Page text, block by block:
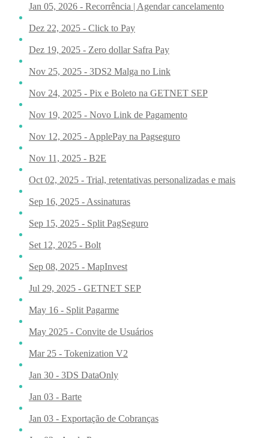
Jan 05, 2026 - Recorrência | Agendar cancelamento
Dez 22, 2025 - Click to Pay
Dez 19, 2025 - Zero dollar Safra Pay
Nov 25, 2025 - 3DS2 Malga no Link
Nov 24, 2025 - Pix e Boleto na GETNET SEP
Nov 19, 2025 - Novo Link de Pagamento
Nov 12, 2025 - ApplePay na Pagseguro
Nov 11, 2025 - B2E
Oct 02, 2025 - Trial, retentativas personalizadas e mais
Sep 16, 2025 - Assinaturas
Sep 15, 2025 - Split PagSeguro
Set 12, 2025 - Bolt
Sep 08, 2025 - MapInvest
Jul 29, 2025 - GETNET SEP
May 16 - Split Pagarme
May 2025 - Convite de Usuários
Mar 25 - Tokenization V2
Jan 30 - 3DS DataOnly
Jan 03 - Barte
Jan 03 - Exportação de Cobranças